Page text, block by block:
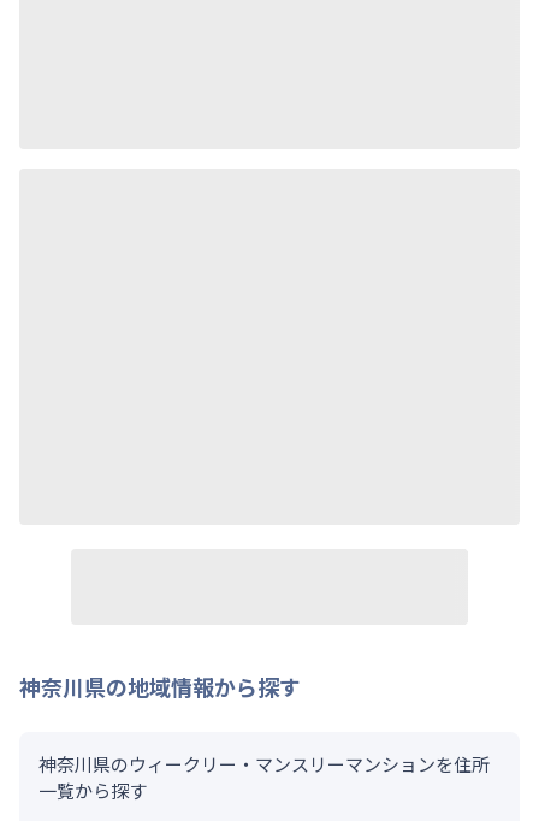
神奈川県の地域情報から探す
神奈川県のウィークリー・マンスリーマンションを住所
一覧から探す